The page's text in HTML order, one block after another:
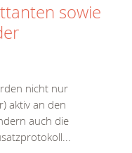
sowie
nicht nur
aktiv an den
auch die